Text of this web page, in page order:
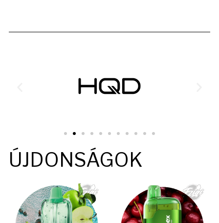
ÚJDONSÁGOK